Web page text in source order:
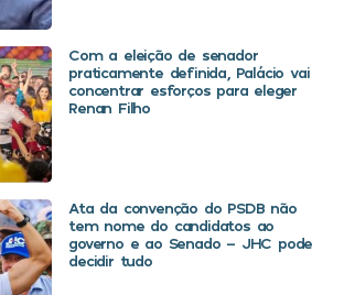
Com a eleição de senador
praticamente definida, Palácio vai
concentrar esforços para eleger
Renan Filho
Ata da convenção do PSDB não
tem nome do candidatos ao
governo e ao Senado – JHC pode
decidir tudo